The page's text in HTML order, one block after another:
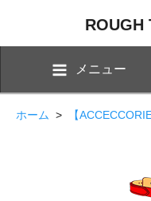
ROUGH
メニュー
ホーム > 【